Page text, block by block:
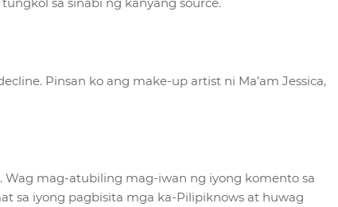
sa sinabi ng kanyang source.
Pinsan ko ang make-up artist ni Ma’am Jessica,
Wag mag-atubiling mag-iwan ng iyong komento sa
sa iyong pagbisita mga ka-Pilipiknows at huwag